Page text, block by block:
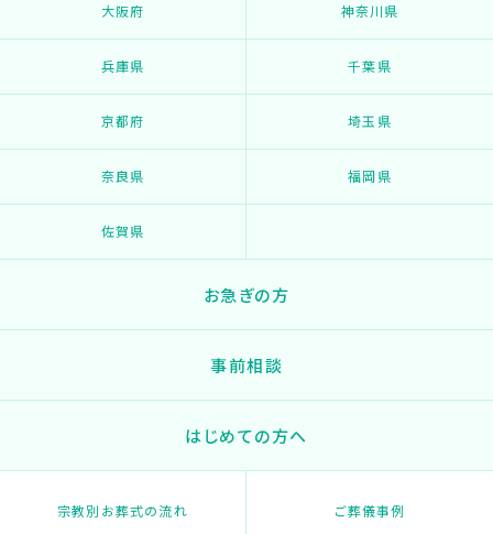
大阪府 神奈川県
兵庫県 千葉県
京都府 埼玉県
奈良県 福岡県
佐賀県
お急ぎの方
事前相談
はじめての方へ
宗教別お葬式の流れ ご葬儀事例